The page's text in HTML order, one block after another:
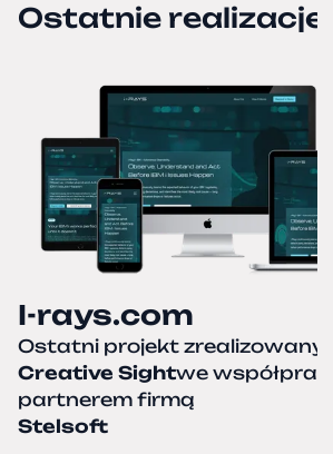
Ostatnie realizacje
I-rays.com
Ostatni projekt zrealizowany
Creative Sightwe
partnerem firmą
Stelsoft